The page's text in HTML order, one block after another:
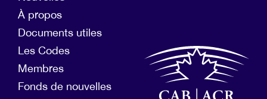
À propos
Documents utiles
Les Codes
Membres
Fonds de nouvelles